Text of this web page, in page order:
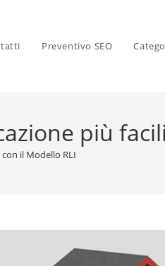
Preventivo SEO
più
il Modello RLI